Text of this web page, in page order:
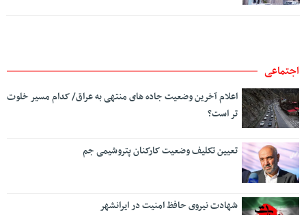
اجتماعی
اعلام آخرین وضعیت جاده های منتهی به عراق/ کدام مسیر خلوت
تر است؟
تعیین تکلیف وضعیت کارکنان پتروشیمی جم
شهادت نیروی حافظ امنیت در ایرانشهر